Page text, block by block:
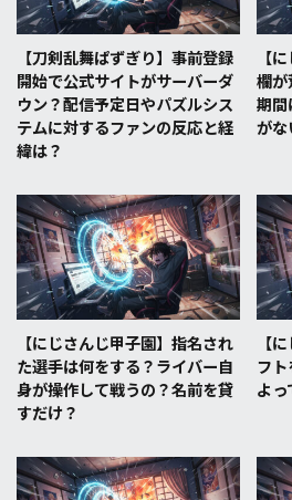
【刀剣乱舞ぱずぎり】事前登録
開始で公式サイトがサーバーダ
ウン？配信予定日やパズルシス
テムに対するファンの反応と経
緯は？
【
欄が
期間
がな
【にじさんじ甲子園】指名され
た選手は何をする？ライバー自
身が操作して戦うの？名前を貸
すだけ？
【
フ
よっ